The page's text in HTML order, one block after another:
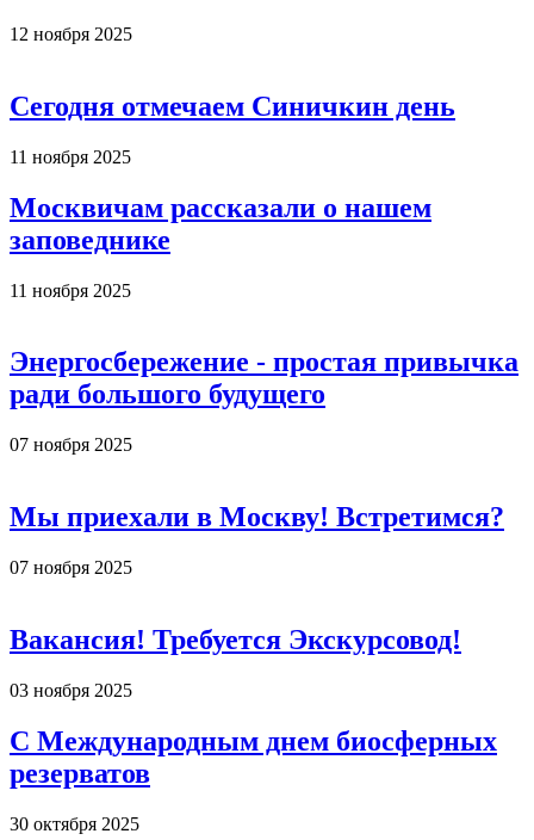
12 ноября 2025
Сегодня отмечаем Синичкин день
11 ноября 2025
Москвичам рассказали о нашем
заповеднике
11 ноября 2025
Энергосбережение - простая привычка
ради большого будущего
07 ноября 2025
Мы приехали в Москву! Встретимся?
07 ноября 2025
Вакансия! Требуется Экскурсовод!
03 ноября 2025
С Международным днем биосферных
резерватов
30 октября 2025